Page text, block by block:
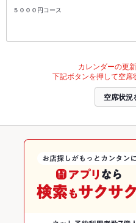
５０００円コース
カレンダーの更
下記ボタンを押して空席
空席状況